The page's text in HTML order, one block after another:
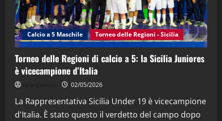
4
"SportEmpire" in Podcast Sport News
“SportEmpire” in Podcast: 27^ Puntata
(Martedi 14 Aprile 2026)
15/04/2026
"SportEmpire" in Podcast
“SportEmpire” in Podcast: 26^ Puntata
08/04/2026
Calcio a 5 Maschile Torneo delle Regioni - Sicilia
Torneo delle Regioni di calcio a 5: la Sicilia Juniores
è vicecampione d’Italia
02/05/2026
La Rappresentativa Sicilia Under 19 è vicecampione
d'Italia. È stato questo il verdetto del campo dopo